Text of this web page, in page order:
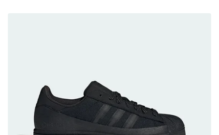
防水鞋推薦 10. PUMA Voyage NITRO™ 4
GORE-TEX：氮氣中底注入，回彈與防滑兼具的
全天候越野跑鞋